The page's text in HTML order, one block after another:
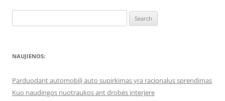
for:
NAUJIENOS:
Parduodant automobilį auto supirkimas yra racionalus sprendimas
Kuo naudingos nuotraukos ant drobės interjere